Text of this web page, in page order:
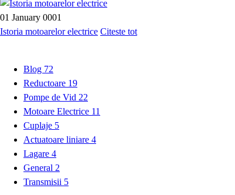
01 January 0001
Istoria motoarelor electrice Citeste tot
Blog 72
Reductoare 19
Pompe de Vid 22
Motoare Electrice 11
Cuplaje 5
Actuatoare liniare 4
Lagare 4
General 2
Transmisii 5